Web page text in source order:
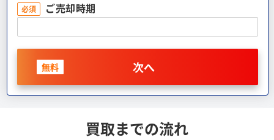
必須 ご売却時期
無料 次へ
買取までの流れ